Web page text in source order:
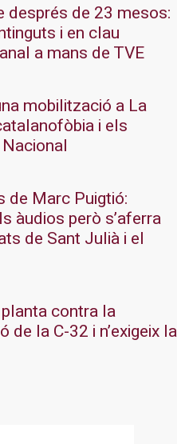
després de 23 mesos:
i en clau
a mans de TVE
mobilització a La
i els
de Marc Puigtió:
àudios però s’aferra
de Sant Julià i el
contra la
de la C-32 i n’exigeix la